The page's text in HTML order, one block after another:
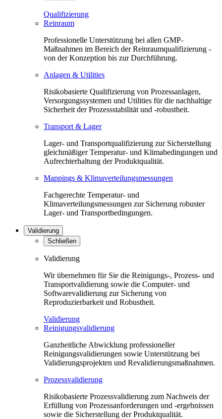
Qualifizierung
Reinraum
Professionelle Unterstützung bei allen GMP-
Maßnahmen im Bereich der Reinraumqualifizierung -
von der Konzeption bis zur Durchführung.
Anlagen & Utilities
Risikobasierte Qualifizierung von Prozessanlagen,
Versorgungssystemen und Utilities für die nachhaltige
Sicherheit der Prozessstabilität und -robustheit.
Transport & Lager
Lager- und Transportqualifizierung zur Sicherstellung
gleichmäßiger Temperatur- und Klimabedingungen und
Aufrechterhaltung der Produktqualität.
Mappings & Klimaverteilungsmessungen
Fachgerechte Temperatur- und
Klimaverteilungsmessungen zur Sicherung robuster
Lager- und Transportbedingungen.
Validierung
Schließen
Validierung
Wir übernehmen für Sie die Reinigungs-, Prozess- und
Transportvalidierung sowie die Computer- und
Softwarevalidierung zur Sicherung von
Reproduzierbarkeit und Robustheit.
Validierung
Reinigungsvalidierung
Ganzheitliche Abwicklung professioneller
Reinigungsvalidierungen sowie Unterstützung bei
Validierungsprojekten und Revalidierungsmaßnahmen.
Prozessvalidierung
Risikobasierte Prozessvalidierung zum Nachweis der
Erfüllung von Prozessanforderungen und -ergebnissen
sowie die Sicherstellung der Produktqualität.